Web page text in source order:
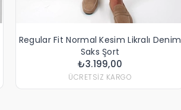
Regular Fit Normal Kesim Likralı Denim
Saks Şort
₺3.199,00
ÜCRETSIZ KARGO